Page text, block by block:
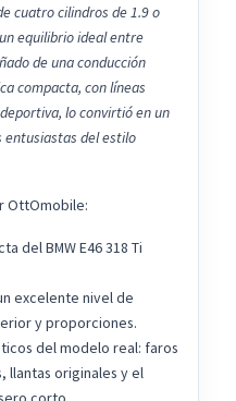
cuatro cilindros de 1.9 o
equilibrio ideal entre
de una conducción
compacta, con líneas
lo convirtió en un
entusiastas del estilo
OttOmobile:
del BMW E46 318 Ti
excelente nivel de
y proporciones.
del modelo real: faros
llantas originales y el